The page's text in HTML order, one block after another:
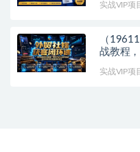
实战VIP项
（
战教程
实战VIP项